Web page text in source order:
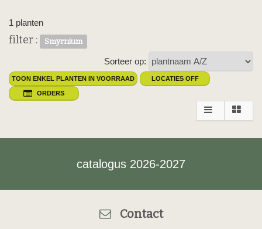
1 planten
filter : Smyrnium
Sorteer op:
TOON ENKEL PLANTEN IN VOORRAAD LOCATIES OFF
ORDERS
catalogus 2026-2027
Contact